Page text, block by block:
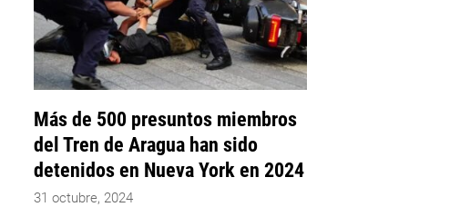
Más de 500 presuntos miembros
del Tren de Aragua han sido
detenidos en Nueva York en 2024
31 octubre, 2024